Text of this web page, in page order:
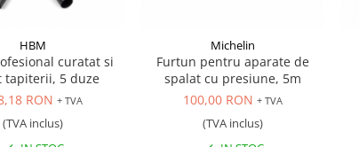
HBM
curatat si
tapiterii, 5 duze
RON + TVA
(TVA inclus)
Michelin
Furtun pentru aparate de
spalat cu presiune, 5m
100,00 RON + TVA
(TVA inclus)